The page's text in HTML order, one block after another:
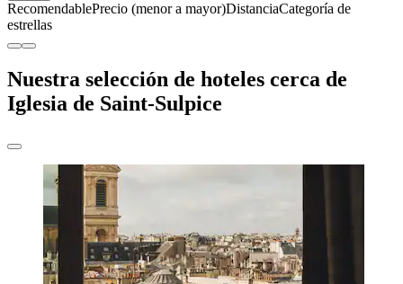
RecomendablePrecio (menor a mayor)DistanciaCategoría de
estrellas
Nuestra selección de hoteles cerca de
Iglesia de Saint-Sulpice